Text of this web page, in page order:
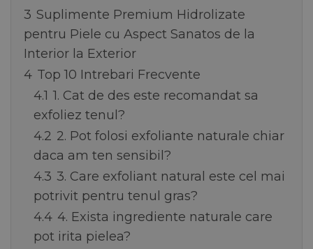
3 Suplimente Premium Hidrolizate
pentru Piele cu Aspect Sanatos de la
Interior la Exterior
4 Top 10 Intrebari Frecvente
4.1 1. Cat de des este recomandat sa
exfoliez tenul?
4.2 2. Pot folosi exfoliante naturale chiar
daca am ten sensibil?
4.3 3. Care exfoliant natural este cel mai
potrivit pentru tenul gras?
4.4 4. Exista ingrediente naturale care
pot irita pielea?